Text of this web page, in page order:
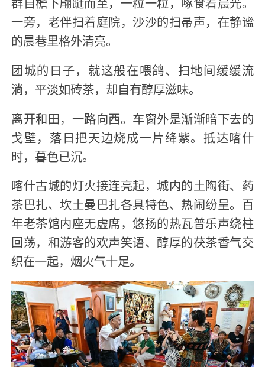
一旁，老伴扫着庭院，沙沙的扫帚声，在静谧
的晨巷里格外清亮。
团城的日子，就这般在喂鸽、扫地间缓缓流
淌，平淡如砖茶，却自有醇厚滋味。
离开和田，一路向西。车窗外是渐渐暗下去的
戈壁，落日把天边烧成一片绛紫。抵达喀什
时，暮色已沉。
喀什古城的灯火接连亮起，城内的土陶街、药
茶巴扎、坎土曼巴扎各具特色、热闹纷呈。百
年老茶馆内座无虚席，悠扬的热瓦普乐声绕柱
回荡，和游客的欢声笑语、醇厚的茯茶香气交
织在一起，烟火气十足。